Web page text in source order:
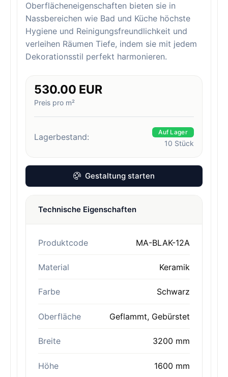
Oberflächeneigenschaften bieten sie in
Nassbereichen wie Bad und Küche höchste
Hygiene und Reinigungsfreundlichkeit und
verleihen Räumen Tiefe, indem sie mit jedem
Dekorationsstil perfekt harmonieren.
530.00 EUR
Preis pro m²
Lagerbestand: Auf Lager
10 Stück
Gestaltung starten
Technische Eigenschaften
Produktcode MA-BLAK-12A
Material Keramik
Farbe Schwarz
Oberfläche Geflammt, Gebürstet
Breite 3200 mm
Höhe 1600 mm